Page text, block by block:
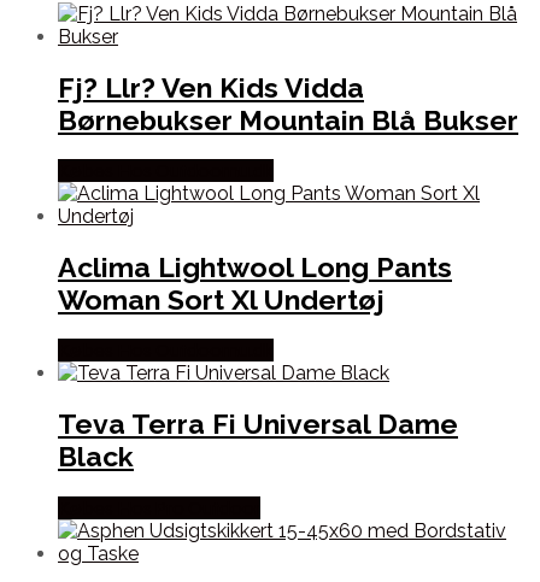
Fj? Llr? Ven Kids Vidda
Børnebukser Mountain Blå Bukser
Aclima Lightwool Long Pants
Woman Sort Xl Undertøj
Teva Terra Fi Universal Dame
Black